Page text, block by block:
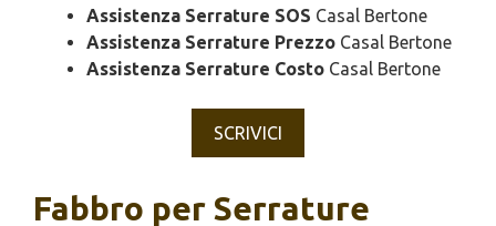
Assistenza Serrature SOS Casal Bertone
Assistenza Serrature Prezzo Casal Bertone
Assistenza Serrature Costo Casal Bertone
SCRIVICI
Fabbro per Serrature